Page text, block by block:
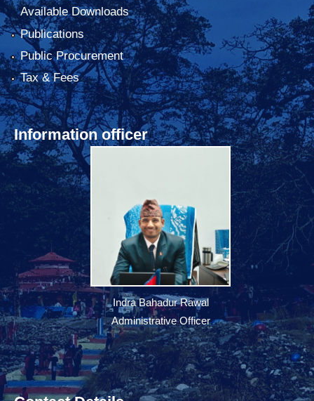
Available Downloads
Publications
Public Procurement
Tax & Fees
Information officer
Indra Bahadur Rawal
Administrative Officer